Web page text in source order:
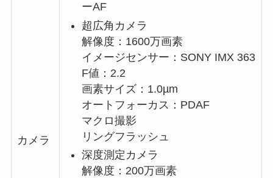
カメラ
ーAF
超広角カメラ
解像度：1600万画素
イメージセンサー：SONY IMX 363
F値：2.2
画素サイズ：1.0µm
オートフォーカス：PDAF
マクロ撮影
リングフラッシュ
深度測定カメラ
解像度：200万画素